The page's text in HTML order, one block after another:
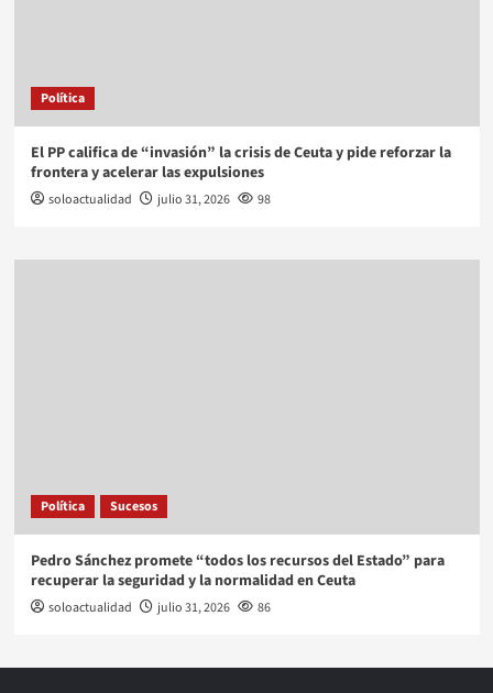
Política
El PP califica de “invasión” la crisis de Ceuta y pide reforzar la
frontera y acelerar las expulsiones
soloactualidad julio 31, 2026 98
Política Sucesos
Pedro Sánchez promete “todos los recursos del Estado” para
recuperar la seguridad y la normalidad en Ceuta
soloactualidad julio 31, 2026 86